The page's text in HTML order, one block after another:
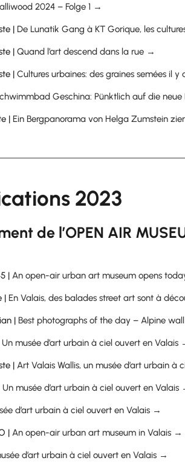
2024 – Folge 1 →
| De Lunatik Gang à KT Gorique, les
|Quand l’art descend dans la rue →
|Cultures urbaines: des graines semées il
Geschina: Pünktlich auf die
| Ein Bergpanorama von Helga Zumstein
2023
de l’OPEN AIR
|An open-air urban art museum opens
| En Valais, des balades street art sont à
| Best photographs of the day – Alpine
Un musée d’art urbain à ciel ouvert en Valais
|Art Valais Wallis, un musée d’art urbain
Un musée d’art urbain à ciel ouvert en Valais
d’art urbain à ciel ouvert en Valais →
|An open-air urban art museum in Valais →
d’art urbain à ciel ouvert en Valais →